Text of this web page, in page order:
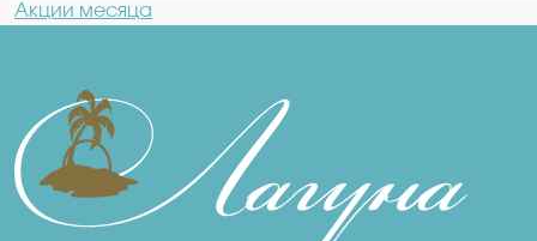
Акции месяца